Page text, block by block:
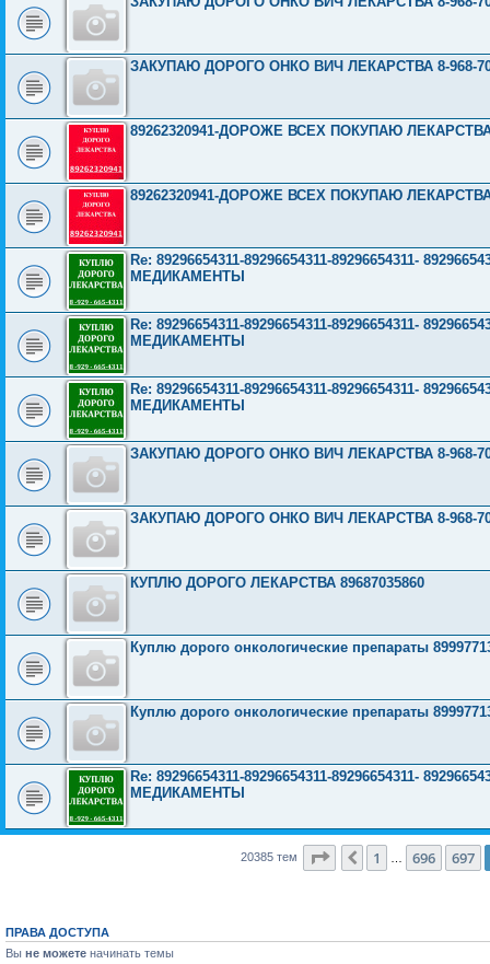
ЗАКУПАЮ ДОРОГО ОНКО ВИЧ ЛЕКАРСТВА 8-968-
89262320941-ДОРОЖЕ ВСЕХ ПОКУПАЮ
89262320941-ДОРОЖЕ ВСЕХ ПОКУПАЮ
Re: 89296654311-89296654311-89296654311-
МЕДИКАМЕНТЫ
Re: 89296654311-89296654311-89296654311-
МЕДИКАМЕНТЫ
Re: 89296654311-89296654311-89296654311-
МЕДИКАМЕНТЫ
ЗАКУПАЮ ДОРОГО ОНКО ВИЧ ЛЕКАРСТВА 8-968-
ЗАКУПАЮ ДОРОГО ОНКО ВИЧ ЛЕКАРСТВА 8-968-
КУПЛЮ ДОРОГО ЛЕКАРСТВА 89687035860
Куплю дорого онкологические препараты
Куплю дорого онкологические препараты
Re: 89296654311-89296654311-89296654311-
МЕДИКАМЕНТЫ
20385 тем Страница 698из 816
Пред.
1 696 697
ПРАВА ДОСТУПА
Вы не можете начинать темы